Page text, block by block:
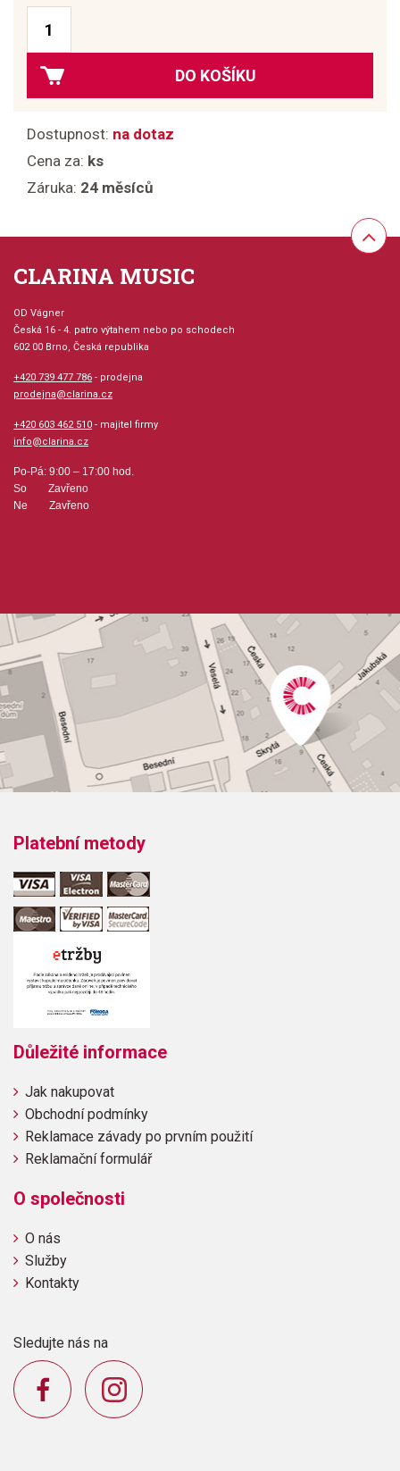
DO KOŠÍKU
Dostupnost: na dotaz
Cena za: ks
Záruka: 24 měsíců
CLARINA MUSIC
OD Vágner
Česká 16 - 4. patro výtahem nebo po schodech
602 00 Brno, Česká republika
+420 739 477 786 - prodejna
prodejna@clarina.cz
+420 603 462 510 - majitel firmy
info@clarina.cz
Po-Pá: 9:00 – 17:00 hod.
So Zavřeno
Ne Zavřeno
Platební metody
Důležité informace
Jak nakupovat
Obchodní podmínky
Reklamace závady po prvním použití
Reklamační formulář
O společnosti
O nás
Služby
Kontakty
Sledujte nás na